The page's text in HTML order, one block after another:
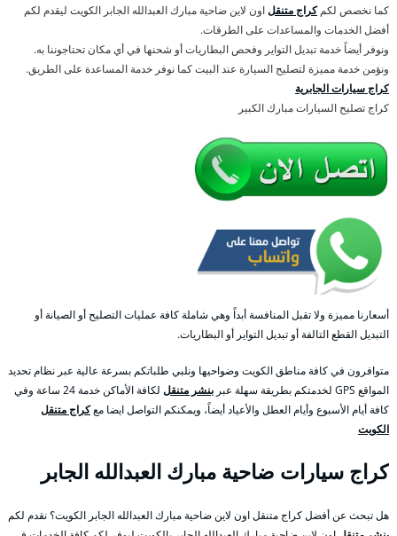
كما نخصص لكمكراج متنقلاون لاين ضاحية مبارك العبدالله الجابر الكويت ليقدم لكم
أفضل الخدمات والمساعدات على الطرقات.
ونوفر أيضاً خدمة تبديل التواير وفحص البطاريات أو شحنها في أي مكان تحتاجوننا به.
ونؤمن خدمة مميزة لتصليح السيارة عند البيت كما نوفر خدمة المساعدة على الطريق.
كراج سيارات الجابرية
كراج تصليح السيارات مبارك الكبير
أسعارنا مميزة ولا تقبل المنافسة أبداً وهي شاملة كافة عمليات التصليح أو الصيانة أو
التبديل القطع التالفة أو تبديل التواير أو البطاريات.
متوافرون في كافة مناطق الكويت وضواحيها ونلبي طلباتكم بسرعة عالية عبر نظام تحديد
المواقع GPS لخدمتكم بطريقة سهلة عبر
بنشر متنقل
لكافة الأماكن خدمة 24 ساعة وفي
كافة أيام الأسبوع وأيام العطل والأعياد أيضاً، ويمكنكم التواصل ايضا معكراج متنقل
الكويت
كراج سيارات ضاحية مبارك العبدالله الجابر
هل تبحث عن أفضل كراج متنقل اون لاين ضاحية مبارك العبدالله الجابر الكويت؟ نقدم لكم